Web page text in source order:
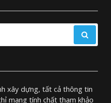
xây dựng, tất cả thông tin
mang tính chất tham khảo